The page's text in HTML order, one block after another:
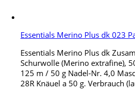
Essentials Merino Plus dk 023
Essentials Merino Plus dk
Schurwolle (Merino extrafine),
125 m / 50 g Nadel-Nr. 4,0
28R Knäuel a 50 g. Verbrauch